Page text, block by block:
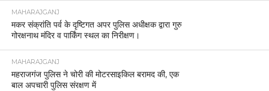
MAHARAJGANJ
मकर संक्रांति पर्व के दृष्टिगत अपर पुलिस अधीक्षक द्वारा गुरु
गोरक्षनाथ मंदिर व पार्किंग स्थल का निरीक्षण।
MAHARAJGANJ
महराजगंज पुलिस ने चोरी की मोटरसाइकिल बरामद की, एक
बाल अपचारी पुलिस संरक्षण में